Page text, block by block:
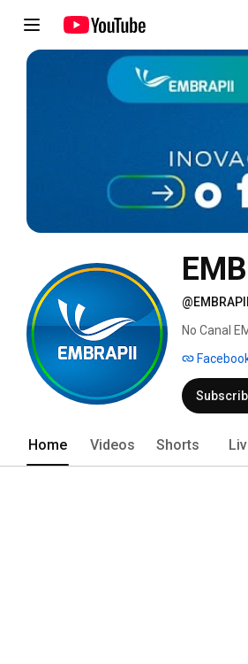
No Canal
projetos,
EMBRAPII
Home Videos Shorts